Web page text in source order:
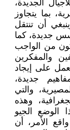
الجديدة،
بما يتجاوز
أن تنتقل
جديدة، كما
من الواجب
والمفكرين
على إيجاد
جديدة،
والتي
وهذه
الوضع الجيو
الأمر، أن